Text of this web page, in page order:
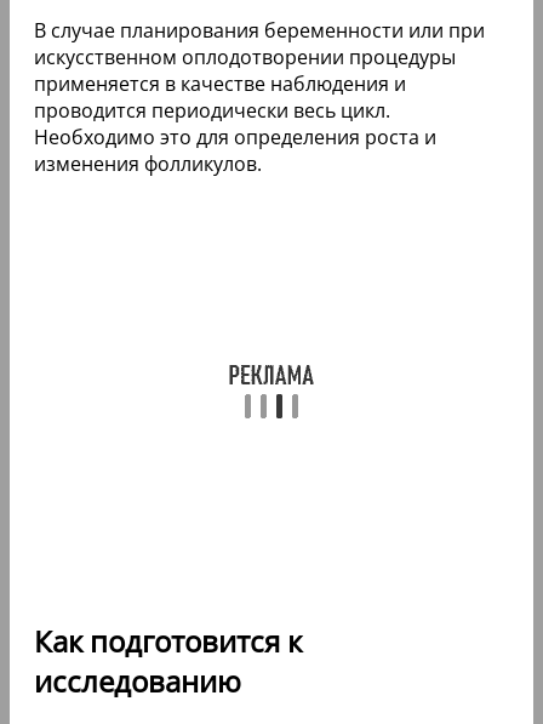
В случае планирования беременности или при
искусственном оплодотворении процедуры
применяется в качестве наблюдения и
проводится периодически весь цикл.
Необходимо это для определения роста и
изменения фолликулов.
Как подготовится к
исследованию